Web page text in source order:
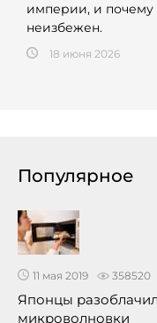
империи, и почему
неизбежен.
18 июня 2026
Популярное
11 мая 2019 358520
Японцы
микроволновки